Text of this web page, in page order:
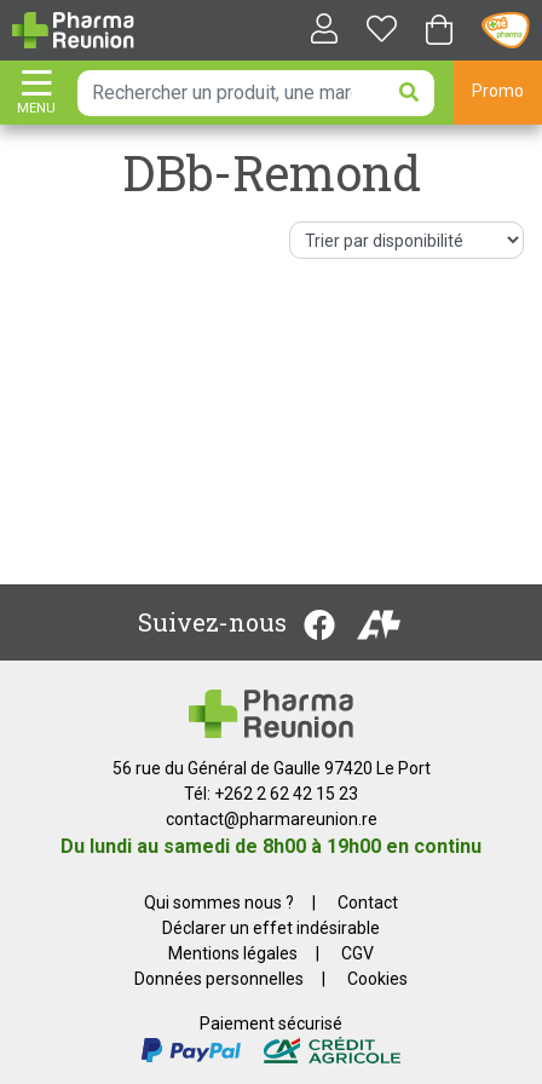
MENU
AFFICHER LA NAVIGATION
Promo
DBb-Remond
Suivez-nous
56 rue du Général de Gaulle 97420 Le Port
Tél: +262 2 62 42 15 23
contact@pharmareunion.re
Du lundi au samedi de 8h00 à 19h00 en continu
Qui sommes nous ?
Contact
Déclarer un effet indésirable
Mentions légales
CGV
Données personnelles
Cookies
Paiement sécurisé